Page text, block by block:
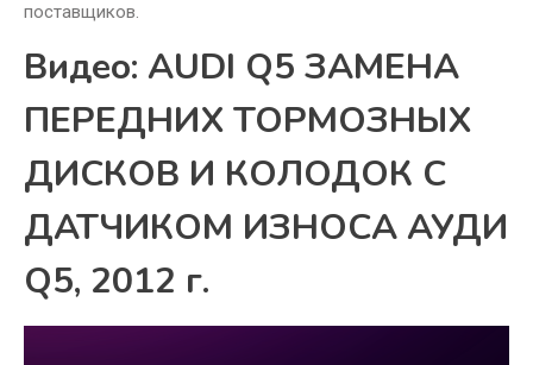
поставщиков.
Видео: AUDI Q5 ЗАМЕНА
ПЕРЕДНИХ ТОРМОЗНЫХ
ДИСКОВ И КОЛОДОК С
ДАТЧИКОМ ИЗНОСА АУДИ
Q5, 2012 г.